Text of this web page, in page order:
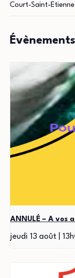
Court-Saint-Etienne
ANNULÉ – A vos
jeudi 13 août |